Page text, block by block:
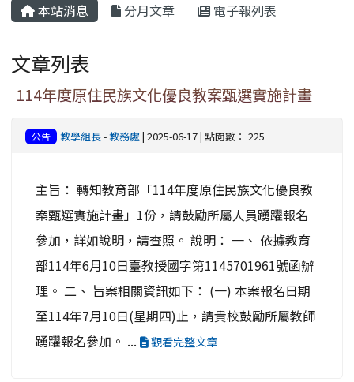
本站消息 分月文章 電子報列表
文章列表
114年度原住民族文化優良教案甄選實施計畫
公告 教學組長-教務處 | 2025-06-17 | 點閱數： 225
主旨： 轉知教育部「114年度原住民族文化優良教
案甄選實施計畫」1份，請鼓勵所屬人員踴躍報名
參加，詳如說明，請查照。 說明： 一、 依據教育
部114年6月10日臺教授國字第1145701961號函辦
理。 二、 旨案相關資訊如下： (一) 本案報名日期
至114年7月10日(星期四)止，請貴校鼓勵所屬教師
踴躍報名參加。 ...
觀看完整文章